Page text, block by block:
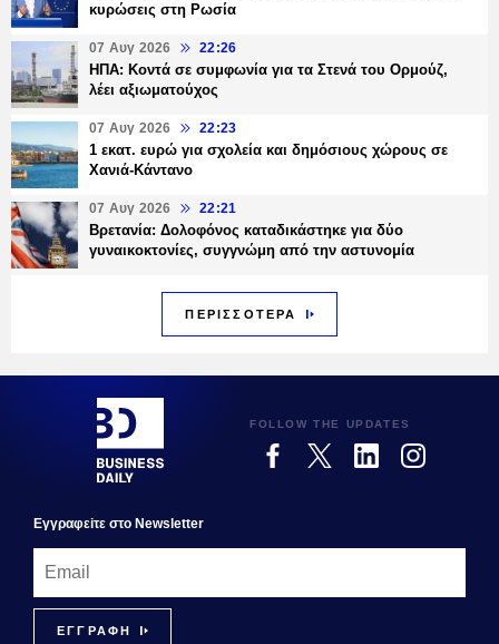
κυρώσεις στη Ρωσία
07 Αυγ 2026 22:26
ΗΠΑ: Κοντά σε συμφωνία για τα Στενά του Ορμούζ,
λέει αξιωματούχος
07 Αυγ 2026 22:23
1 εκατ. ευρώ για σχολεία και δημόσιους χώρους σε
Χανιά-Κάντανο
07 Αυγ 2026 22:21
Βρετανία: Δολοφόνος καταδικάστηκε για δύο
γυναικοκτονίες, συγγνώμη από την αστυνομία
ΠΕΡΙΣΣΟΤΕΡΑ
FOLLOW THE UPDATES
Εγγραφεiτε στο Newsletter